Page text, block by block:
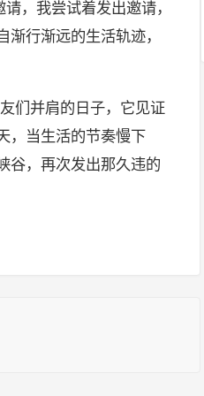
，我尝试着发出邀请，
行渐远的生活轨迹，
们并肩的日子，它见证
，当生活的节奏慢下
谷，再次发出那久违的